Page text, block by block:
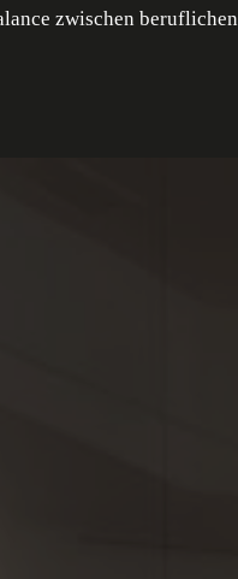
zwischen beruflichen